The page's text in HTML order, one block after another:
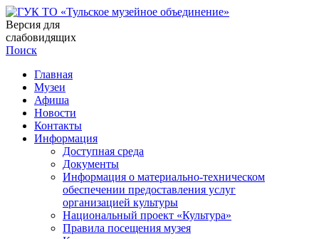
Версия для
слабовидящих
Поиск
Главная
Музеи
Афиша
Новости
Контакты
Информация
Доступная среда
Документы
Информация о материально-техническом
обеспечении предоставления услуг
организацией культуры
Национальный проект «Культура»
Правила посещения музея